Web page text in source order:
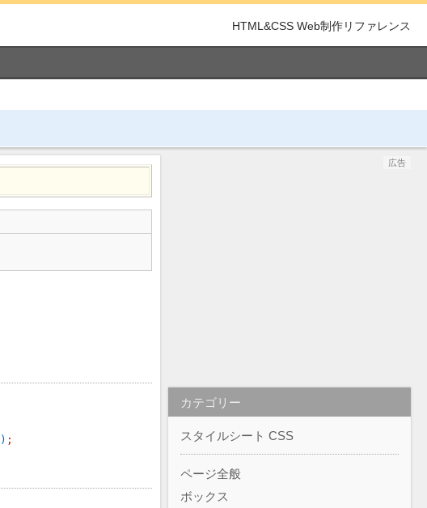
HTML&CSS Web制作リファレンス
) ;
広告
カテゴリー
スタイルシート CSS
ページ全般
ボックス